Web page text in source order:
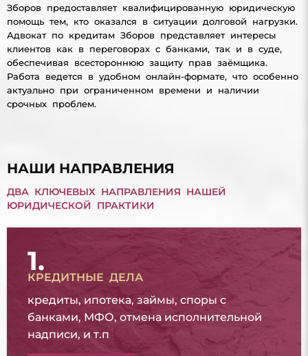
Зборов предоставляет квалифицированную юридическую
помощь тем, кто оказался в ситуации долговой нагрузки.
Адвокат по кредитам Зборов представляет интересы
клиентов как в переговорах с банками, так и в суде,
обеспечивая всестороннюю защиту прав заёмщика.
Работа ведется в удобном онлайн-формате, что особенно
актуально при ограниченном времени и наличии
срочных проблем.
НАШИ НАПРАВЛЕНИЯ
ДВА КЛЮЧЕВЫХ НАПРАВЛЕНИЯ НАШЕЙ
ЮРИДИЧЕСКОЙ ПРАКТИКИ
1.
КРЕДИТНЫЕ ДЕЛА
кредиты, ипотека, займы, споры с
банками, МФО, отмена исполнительной
надписи, и т.п